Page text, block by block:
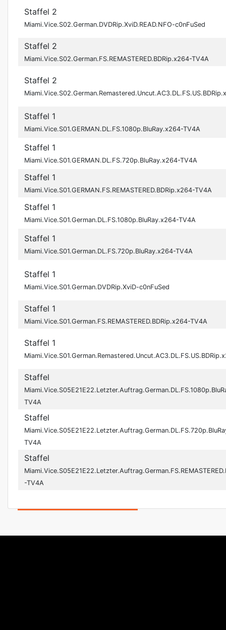
Staffel 2
Miami.Vice.S02.German.DVDRip.XviD.READ.NFO-c0nFuSed
Staffel 2
Miami.Vice.S02.German.FS.REMASTERED.BDRip.x264-TV4A
Staffel 2
Staffel 1
Miami.Vice.S01.GERMAN.DL.FS.1080p.BluRay.x264-TV4A
Staffel 1
Miami.Vice.S01.GERMAN.DL.FS.720p.BluRay.x264-TV4A
Staffel 1
Miami.Vice.S01.GERMAN.FS.REMASTERED.BDRip.x264-TV4A
Staffel 1
Miami.Vice.S01.German.DL.FS.1080p.BluRay.x264-TV4A
Staffel 1
Miami.Vice.S01.German.DL.FS.720p.BluRay.x264-TV4A
Staffel 1
Miami.Vice.S01.German.DVDRip.XviD-c0nFuSed
Staffel 1
Miami.Vice.S01.German.FS.REMASTERED.BDRip.x264-TV4A
Staffel 1
Staffel
TV4A
Staffel
TV4A
Staffel
-TV4A